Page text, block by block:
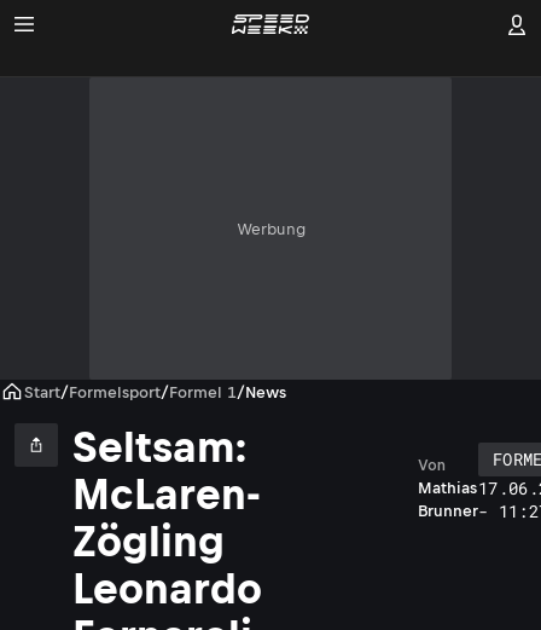
Werbung
Start/Formelsport/Formel 1/News
Seltsam:
McLaren-
Zögling
Leonardo
Mathias
Brunner
Von
-